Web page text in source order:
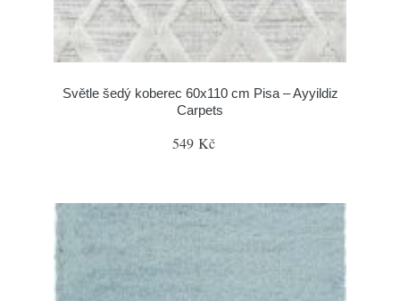
Světle šedý koberec 60x110 cm Pisa – Ayyildiz
Carpets
549 Kč